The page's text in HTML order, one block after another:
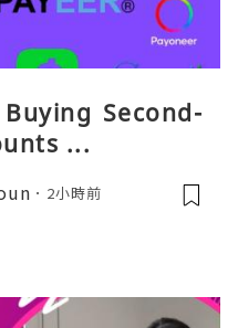
Second-
...
2小時前